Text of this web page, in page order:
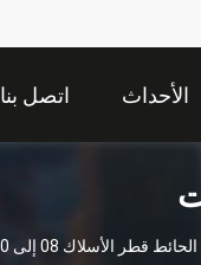
الأحداث اتصل بنا